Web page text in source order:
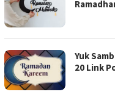
Yuk
20 Link